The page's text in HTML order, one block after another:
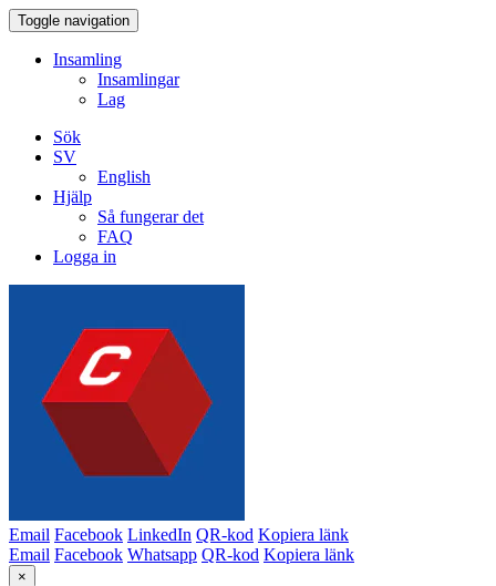
Toggle navigation
Insamling
Insamlingar
Lag
Sök
SV
English
Hjälp
Så fungerar det
FAQ
Logga in
Email Facebook LinkedIn QR-kod Kopiera länk
Email Facebook Whatsapp QR-kod Kopiera länk
×